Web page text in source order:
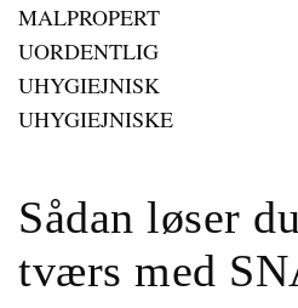
MALPROPERT
UORDENTLIG
UHYGIEJNISK
UHYGIEJNISKE
Sådan løser
tværs med